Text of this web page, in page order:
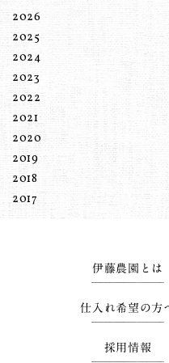
2026
2025
2024
2023
2022
2021
2020
2019
2018
2017
伊藤農園とは
仕入れ希望の方
採用情報